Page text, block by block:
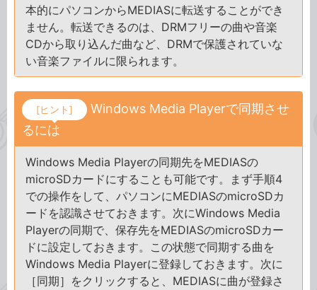
本的にパソコンからMEDIASに転送することができ
ません。転送できるのは、DRMフリーの曲や音楽
CDから取り込んだ曲など、DRMで保護されていな
い音楽ファイルに限られます。
[ヒント]
Windows Media Playerで同期させ
るには
Windows Media Playerの同期先をMEDIASの
microSDカードにすることも可能です。まず手順4
での操作をして、パソコンにMEDIASのmicroSDカ
ードを認識させておきます。次にWindows Media
Playerの同期で、保存先をMEDIASのmicroSDカー
ドに設定しておきます。この状態で同期する曲を
Windows Media Playerに登録しておきます。次に
［同期］をクリックすると、MEDIASに曲が登録さ